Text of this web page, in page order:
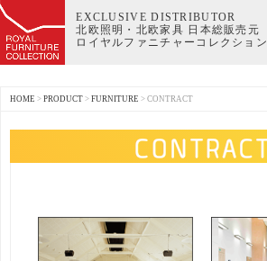
EXCLUSIVE DISTRIBUTOR
北欧照明・北欧家具 日本総販売元
ロイヤルファニチャーコレクション
HOME > PRODUCT > FURNITURE > CONTRACT